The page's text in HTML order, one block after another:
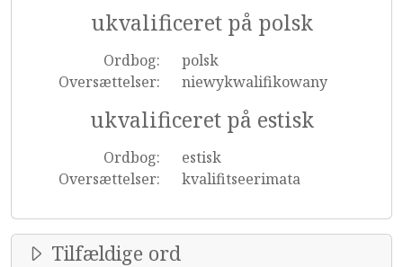
ukvalificeret på polsk
Ordbog:
polsk
Oversættelser:
niewykwalifikowany
ukvalificeret på estisk
Ordbog:
estisk
Oversættelser:
kvalifitseerimata
Tilfældige ord